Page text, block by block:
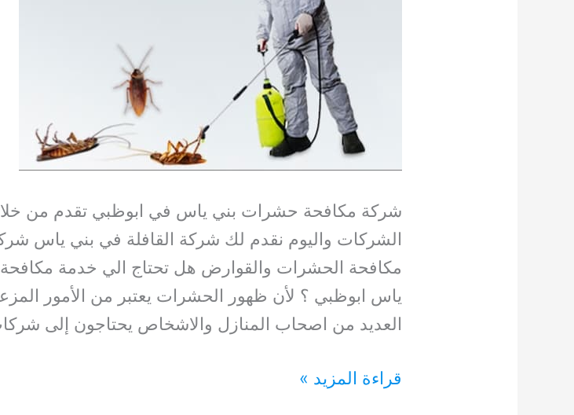
شركة مكافحة حشرات بني ياس في ابوظبي تقدم من
الشركات واليوم نقدم لك شركة القافلة في بني ياس
مكافحة الحشرات والقوارض هل تحتاج الي خدمة
ياس ابوظبي ؟ لأن ظهور الحشرات يعتبر من الأمور
العديد من اصحاب المنازل والاشخاص يحتاجون إلى
مكافحة
قراءة المزيد »